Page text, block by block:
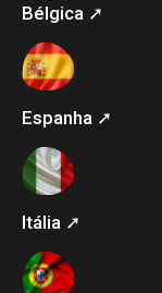
Bélgica ➚
Espanha ➚
Itália ➚